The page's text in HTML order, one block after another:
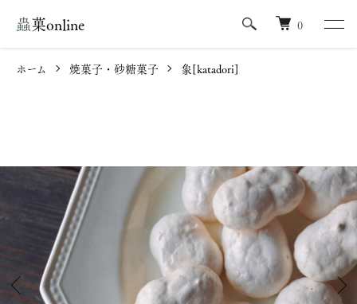
蟲菓online 0
ホーム 焼菓子・砂糖菓子 象[katadori]